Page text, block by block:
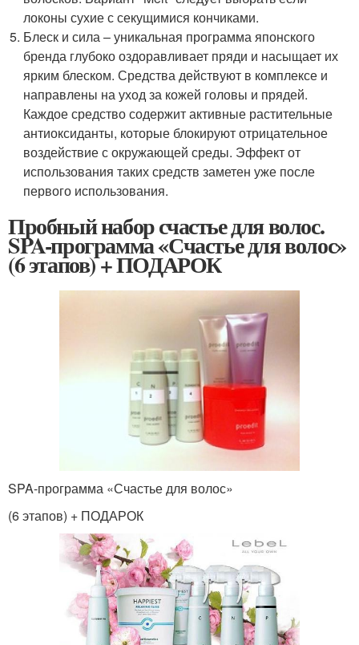
локоны сухие с секущимися кончиками.
Блеск и сила – уникальная программа японского
бренда глубоко оздоравливает пряди и насыщает их
ярким блеском. Средства действуют в комплексе и
направлены на уход за кожей головы и прядей.
Каждое средство содержит активные растительные
антиоксиданты, которые блокируют отрицательное
воздействие с окружающей среды. Эффект от
использования таких средств заметен уже после
первого использования.
Пробный набор счастье для волос.
SPA-программа «Счастье для волос»
(6 этапов) + ПОДАРОК
SPA-программа «Счастье для волос»
(6 этапов) + ПОДАРОК